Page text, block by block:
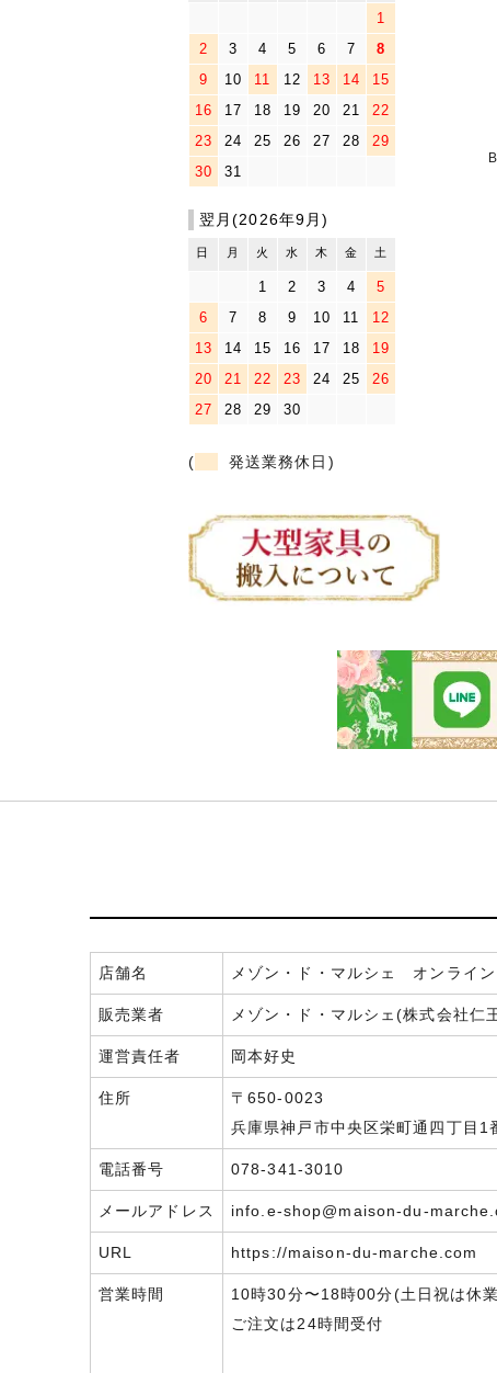
1
2
3 4 5 6 7
8
9
10 11 12 13 14
15
16
17 18 19 20 21
22
23
24 25 26 27 28
29
30
31
翌月(2026年9月)
日 月 火 水 木 金 土
1 2 3 4
5
6
7 8 9 10 11
12
13
14 15 16 17 18
19
20
21 22 23 24 25
26
27
28 29 30
( 発送業務休日)
店舗名 メゾン・ド・マルシェ オンライ
販売業者 メゾン・ド・マルシェ(株式会社仁
運営責任者 岡本好史
住所
〒650-0023
兵庫県神戸市中央区栄町通四丁目1
電話番号 078-341-3010
メールアドレス info.e-shop@maison-du-
URL https://maison-du-marche.com
営業時間
10時30分〜18時00分(土日祝は休
ご注文は24時間受付